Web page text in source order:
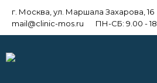
г. Москва, ул. Маршала Захарова, 16
mail@clinic-mos.ru
ПН-СБ: 9.00 -